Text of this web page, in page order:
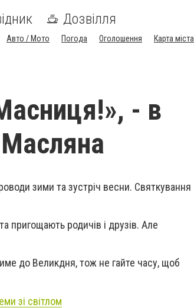
Дозвілля
Авто / Мото Погода Оголошення Карта міста
- в
Масляна
зими та зустріч весни. Святкування
пригощають родичів і друзів. Але
до Великдня, тож не гайте часу, щоб
зі світлом